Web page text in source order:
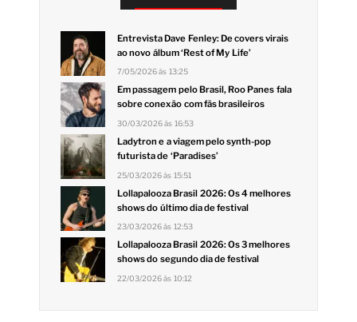
Entrevista Dave Fenley: De covers virais
ao novo álbum ‘Rest of My Life’
7/05/2026 às 13:25
Em passagem pelo Brasil, Roo Panes fala
sobre conexão com fãs brasileiros
30/03/2026 às 16:53
Ladytron e a viagem pelo synth-pop
futurista de ‘Paradises’
25/03/2026 às 15:51
Lollapalooza Brasil 2026: Os 4 melhores
shows do último dia de festival
23/03/2026 às 12:53
Lollapalooza Brasil 2026: Os 3 melhores
shows do segundo dia de festival
22/03/2026 às 10:12